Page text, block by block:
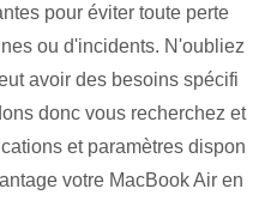
pour éviter toute perte
ou d'incidents. N'oubliez
avoir des besoins spécifi
donc vous recherchez et
et paramètres dispon
votre MacBook Air en